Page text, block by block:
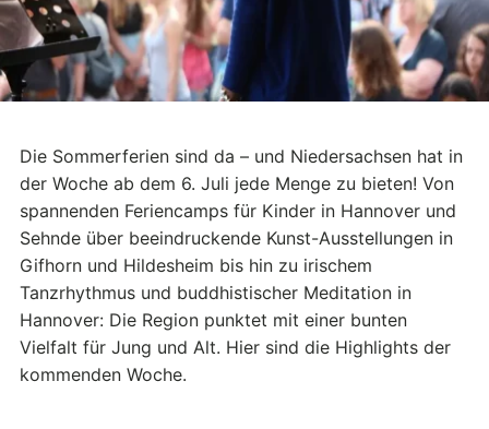
Die Sommerferien sind da – und Niedersachsen hat in
der Woche ab dem 6. Juli jede Menge zu bieten! Von
spannenden Feriencamps für Kinder in Hannover und
Sehnde über beeindruckende Kunst-Ausstellungen in
Gifhorn und Hildesheim bis hin zu irischem
Tanzrhythmus und buddhistischer Meditation in
Hannover: Die Region punktet mit einer bunten
Vielfalt für Jung und Alt. Hier sind die Highlights der
kommenden Woche.